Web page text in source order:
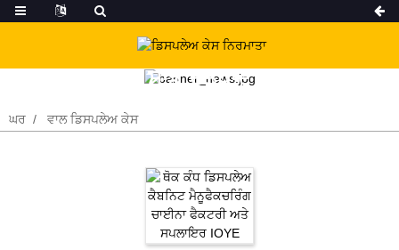
ਸਾਡੇ ਉਤਪਾਦ
ਘਰ ਵਾਲ ਡਿਸਪਲੇਅ ਕੇਸ